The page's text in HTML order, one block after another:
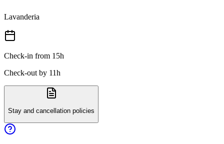
Lavanderia
Check-in from 15h
Check-out by 11h
Stay and cancellation policies